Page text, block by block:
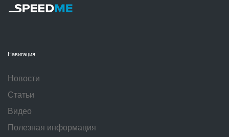
Навигация
Новости
Статьи
Видео
Полезная информация